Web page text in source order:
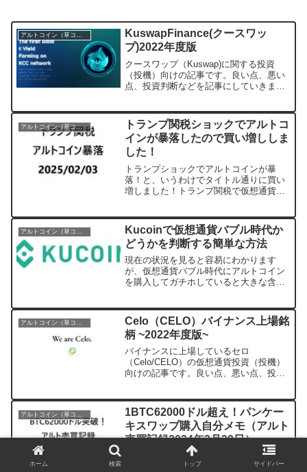
アルトコイン（草コイン）
KuswapFinance(クースワッ
プ)2022年度版
クースワップ（Kuswap)に関する投資
（投機）向けの記事です。良い点、悪い
点、投資判断などを記事にしていきま
考はほぼありません。※記事を作成した
のは2022年5...
アルトコイン（草コイン）
トランプ関税ショックでアルトコ
インが暴落したので買い増ししま
した！
トランプショックでアルトコインが暴
落！と、いうわけでタイトル通りに買い
増しました！トランプ関税で仮想通貨市
- Bloomberg米大統領トランプ氏の半ば強
硬的な関税政...
Kucoinで仮想通貨バブル時代か
どうかを判断する簡単な方法
現在の状況を見ると容易にわかります
が、仮想通貨バブル時代にアルトコイン
を購入してガチホしていると大きな含み
等は最高値更新どころか、底に沈んだま
まで戻らないアルトコインも...
アルトコイン（草コイン）
Celo（CELO）バイナンス上場銘
柄 ~2022年度版~
バイナンスに上場しているセロ
（Celo/CELO）の仮想通貨投資（投機）
向けの記事です。良い点、悪い点、投資
くまでもその時点の記事であることはご
理解下さい。※参考...
1BTC62000ドル超え！パンケー
キスワップ購入自分メモ（アルト
売買記録2024年2月29日）
ビットコインが62000ドルを超え、前回
の2021年のピーク価格に迫っています。
ホーム 検索 トップ サイドバー